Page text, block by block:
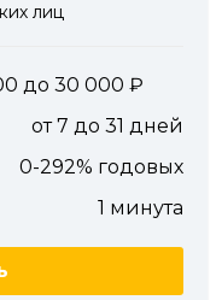
лиц
до 30 000
от 7 до 31 дней
0-292% годовых
1 минута